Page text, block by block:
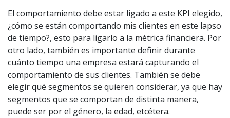
El comportamiento debe estar ligado a este KPI elegido,
¿cómo se están comportando mis clientes en este lapso
de tiempo?, esto para ligarlo a la métrica financiera. Por
otro lado, también es importante definir durante
cuánto tiempo una empresa estará capturando el
comportamiento de sus clientes. También se debe
elegir qué segmentos se quieren considerar, ya que hay
segmentos que se comportan de distinta manera,
puede ser por el género, la edad, etcétera.